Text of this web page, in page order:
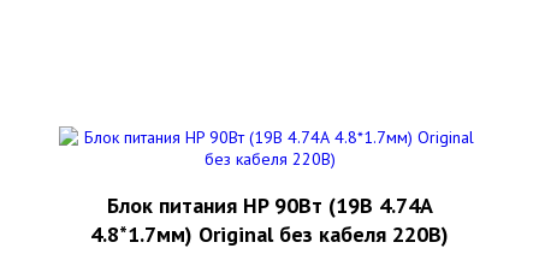
Блок питания HP 90Вт (19В 4.74А
4.8*1.7мм) Original без кабеля 220В)